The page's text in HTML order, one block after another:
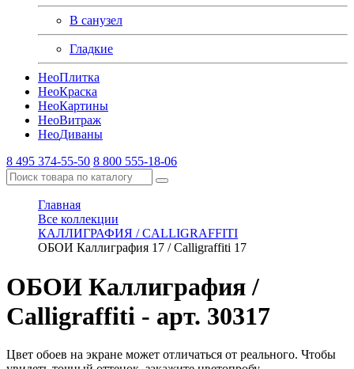
В санузел
Гладкие
НеоПлитка
НеоКраска
НеоКартины
НеоВитраж
НеоДиваны
8 495 374-55-50 8 800 555-18-06
Главная
Все коллекции
КАЛЛИГРАФИЯ / CALLIGRAFFITI
ОБОИ Каллиграфия 17 / Calligraffiti 17
ОБОИ Каллиграфия /
Calligraffiti - арт. 30317
Цвет обоев на экране может отличаться от реального. Чтобы